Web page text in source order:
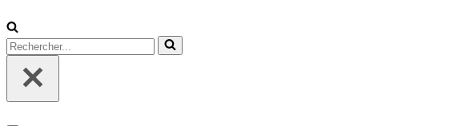
Rechercher...